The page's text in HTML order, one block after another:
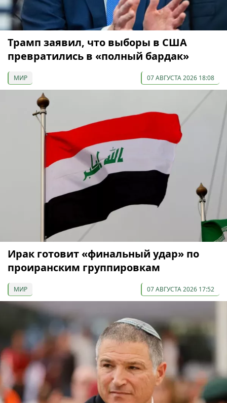
Трамп заявил, что выборы в США
превратились в «полный бардак»
МИР 07 АВГУСТА 2026 18:08
Ирак готовит «финальный удар» по
проиранским группировкам
МИР 07 АВГУСТА 2026 17:52